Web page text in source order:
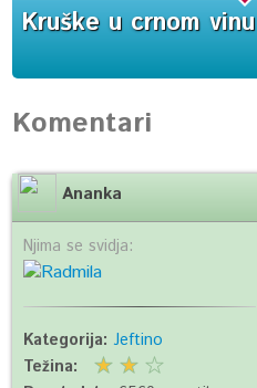
Kruške u crnom vinu
Komentari
Ananka
Njima se svidja:
Kategorija:Jeftino
Težina: